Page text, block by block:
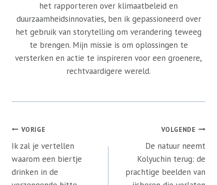
het rapporteren over klimaatbeleid en
duurzaamheidsinnovaties, ben ik gepassioneerd over
het gebruik van storytelling om verandering teweeg
te brengen. Mijn missie is om oplossingen te
versterken en actie te inspireren voor een groenere,
rechtvaardigere wereld.
Bericht
navigatie
VORIGE
Ik zal je vertellen
waarom een ​​biertje
drinken in de
VOLGENDE
De natuur neemt
Kolyuchin terug: de
prachtige beelden van